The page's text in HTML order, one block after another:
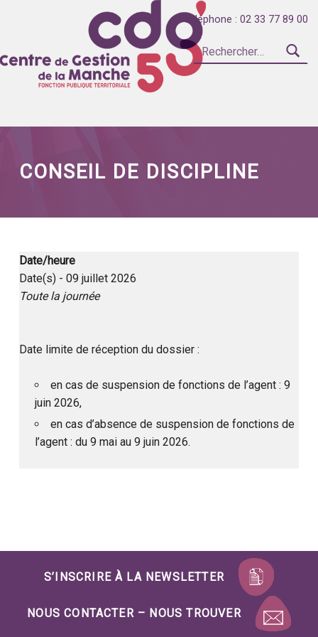
Téléphone : 02 33 77 89 00
Rechercher :
Introduction
CONSEIL DE DISCIPLINE
Date/heure
Date(s) - 09 juillet 2026
Toute la journée
Date limite de réception du dossier :
en cas de suspension de fonctions de l’agent : 9
juin 2026,
en cas d’absence de suspension de fonctions de
l’agent : du 9 mai au 9 juin 2026.
S’INSCRIRE À LA NEWSLETTER
NOUS CONTACTER – NOUS TROUVER